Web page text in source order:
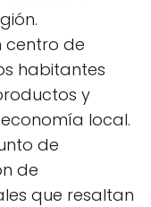
centro de
habitantes
y
local.
de
de
que resaltan